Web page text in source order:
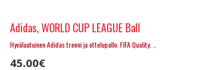
Adidas, WORLD CUP LEAGUE Ball
Hyvälaatuinen Adidas treeni ja ottelupallo. FIFA Quality. ..
45.00€